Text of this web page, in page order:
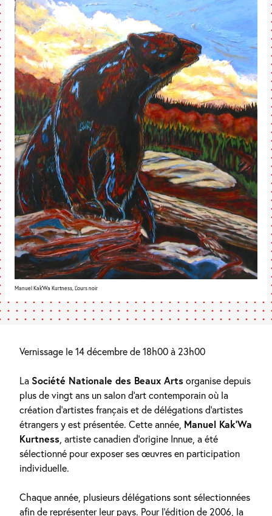
Manuel Kak’Wa Kurtness, L’ours noir
Vernissage le 14 décembre de 18h00 à 23h00
La Société Nationale des Beaux Artsorganise depuis
plus de vingt ans un salon d’art contemporain où la
création d’artistes français et de délégations d’artistes
étrangers y est présentée. Cette année, Manuel Kak’Wa
Kurtness , artiste canadien d’origine Innue, a été
sélectionné pour exposer ses œuvres en participation
individuelle.
Chaque année, plusieurs délégations sont sélectionnées
afin de représenter leur pays. Pour l’édition de 2006, la